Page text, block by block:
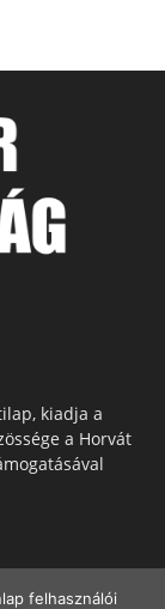
kiadja a
a Horvát
felhasználói